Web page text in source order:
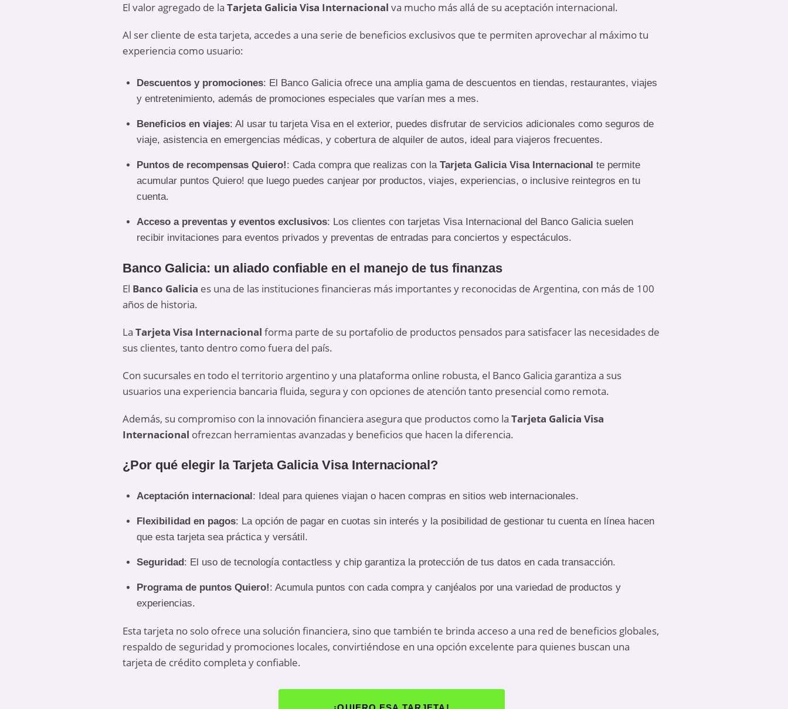
El valor agregado de la Tarjeta Galicia Visa Internacional va mucho más allá de su aceptación internacional.
Al ser cliente de esta tarjeta, accedes a una serie de beneficios exclusivos que te permiten aprovechar al máximo tu
experiencia como usuario:
Descuentos y promociones: El Banco Galicia ofrece una amplia gama de descuentos en tiendas, restaurantes, viajes
y entretenimiento, además de promociones especiales que varían mes a mes.
Beneficios en viajes: Al usar tu tarjeta Visa en el exterior, puedes disfrutar de servicios adicionales como seguros de
viaje, asistencia en emergencias médicas, y cobertura de alquiler de autos, ideal para viajeros frecuentes.
Puntos de recompensas Quiero!: Cada compra que realizas con la Tarjeta Galicia Visa Internacional te permite
acumular puntos Quiero! que luego puedes canjear por productos, viajes, experiencias, o inclusive reintegros en tu
cuenta.
Acceso a preventas y eventos exclusivos: Los clientes con tarjetas Visa Internacional del Banco Galicia suelen
recibir invitaciones para eventos privados y preventas de entradas para conciertos y espectáculos.
Banco Galicia: un aliado confiable en el manejo de tus finanzas
El Banco Galicia es una de las instituciones financieras más importantes y reconocidas de Argentina, con más de 100
años de historia.
La Tarjeta Visa Internacional forma parte de su portafolio de productos pensados para satisfacer las necesidades de
sus clientes, tanto dentro como fuera del país.
Con sucursales en todo el territorio argentino y una plataforma online robusta, el Banco Galicia garantiza a sus
usuarios una experiencia bancaria fluida, segura y con opciones de atención tanto presencial como remota.
Además, su compromiso con la innovación financiera asegura que productos como la Tarjeta Galicia Visa
Internacional ofrezcan herramientas avanzadas y beneficios que hacen la diferencia.
¿Por qué elegir la Tarjeta Galicia Visa Internacional?
Aceptación internacional: Ideal para quienes viajan o hacen compras en sitios web internacionales.
Flexibilidad en pagos: La opción de pagar en cuotas sin interés y la posibilidad de gestionar tu cuenta en línea hacen
que esta tarjeta sea práctica y versátil.
Seguridad: El uso de tecnología contactless y chip garantiza la protección de tus datos en cada transacción.
Programa de puntos Quiero!: Acumula puntos con cada compra y canjéalos por una variedad de productos y
experiencias.
Esta tarjeta no solo ofrece una solución financiera, sino que también te brinda acceso a una red de beneficios globales,
respaldo de seguridad y promociones locales, convirtiéndose en una opción excelente para quienes buscan una
tarjeta de crédito completa y confiable.